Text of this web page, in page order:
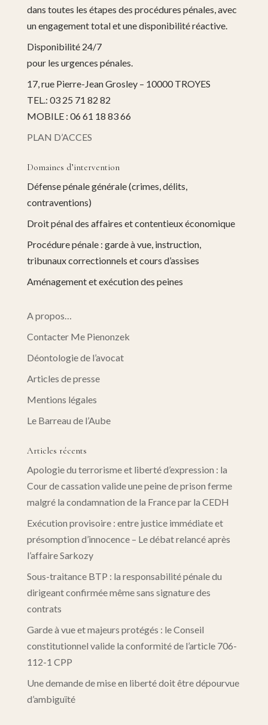
dans toutes les étapes des procédures pénales, avec
un engagement total et une disponibilité réactive.
Disponibilité 24/7
pour les urgences pénales.
17, rue Pierre-Jean Grosley – 10000 TROYES
TEL.: 03 25 71 82 82
MOBILE : 06 61 18 83 66
PLAN D’ACCES
Domaines d’intervention
Défense pénale générale (crimes, délits,
contraventions)
Droit pénal des affaires et contentieux économique
Procédure pénale : garde à vue, instruction,
tribunaux correctionnels et cours d’assises
Aménagement et exécution des peines
A propos…
Contacter Me Pienonzek
Déontologie de l’avocat
Articles de presse
Mentions légales
Le Barreau de l’Aube
Articles récents
Apologie du terrorisme et liberté d’expression : la
Cour de cassation valide une peine de prison ferme
malgré la condamnation de la France par la CEDH
Exécution provisoire : entre justice immédiate et
présomption d’innocence – Le débat relancé après
l’affaire Sarkozy
Sous-traitance BTP : la responsabilité pénale du
dirigeant confirmée même sans signature des
contrats
Garde à vue et majeurs protégés : le Conseil
constitutionnel valide la conformité de l’article 706-
112-1 CPP
Une demande de mise en liberté doit être dépourvue
d’ambiguïté